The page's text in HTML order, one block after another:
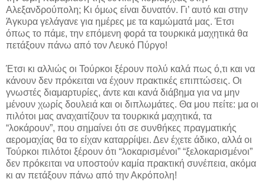
Αλεξανδρούπολη; Κι όμως είναι δυνατόν. Γι’ αυτό και στην
Άγκυρα γελάγανε για ημέρες με τα καμώματά μας. Έτσι
όπως το πάμε, την επόμενη φορά τα τουρκικά μαχητικά θα
πετάξουν πάνω από τον Λευκό Πύργο!
Έτσι κι αλλιώς οι Τούρκοι ξέρουν πολύ καλά πως ό,τι και να
κάνουν δεν πρόκειται να έχουν πρακτικές επιπτώσεις. Οι
γνωστές διαμαρτυρίες, άντε και κανά διάβημα για να μην
μένουν χωρίς δουλειά και οι διπλωμάτες. Θα μου πείτε: μα οι
πιλότοι μας αναχαιτίζουν τα τουρκικά μαχητικά, τα
“λοκάρουν”, που σημαίνει ότι σε συνθήκες πραγματικής
αερομαχίας θα το είχαν καταρρίψει. Δεν έχετε άδικο, αλλά οι
Τούρκοι πιλότοι ξέρουν ότι “λοκαρισμένοι” “ξελοκαρισμένοι”
δεν πρόκειται να υποστούν καμία πρακτική συνέπεια, ακόμα
κι αν πετάξουν πάνω από την Ακρόπολη!